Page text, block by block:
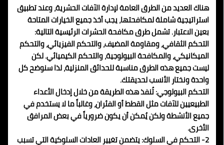
هناك العديد من الطرق العامة لإدارة الآفات الحشرية، وعند تطبيق
استراتيجية شاملة لمكافحتها، يجب أخذ جميع الخيارات المتاحة
بعين الاعتبار. تشمل طرق مكافحة الحشرات الرئيسية التالية:
التحكم الثقافي، ومقاومة المضيف، والتحكم الفيزيائي، والتحكم
الميكانيكي، والمكافحة البيولوجية، والتحكم الكيميائي. لكن
ليست جميع هذه الطرق مناسبة للحدائق المنزلية، لذا سنوضح كل
واحدة ونختار الأنسب لحديقتك.
التحكم البيولوجي: تُنفذ هذه الطريقة من خلال إدخال الأعداء
الطبيعيين للآفات مثل القطط أو الفئران، وغالباً ما لا يستخدم في
جميع الأنشطة ولكن يُمكن أن يكون ضرورياً في بعض المرافق
الأخرى.
2- التحكم في السلوك: يتضمن تغيير العادات السلوكية التي تسبب